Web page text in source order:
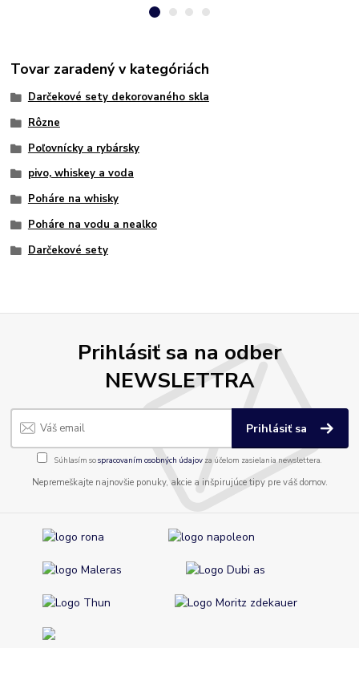
Tovar zaradený v kategóriách
Darčekové sety dekorovaného skla
Rôzne
Poľovnícky a rybársky
pivo, whiskey a voda
Poháre na whisky
Poháre na vodu a nealko
Darčekové sety
Prihlásiť sa na odber
NEWSLETTRA
Prihlásiť sa
Súhlasím sospracovaním osobných údajov za účelom zasielania newslettera.
Nepremeškajte najnovšie ponuky, akcie a inšpirujúce tipy pre váš domov.